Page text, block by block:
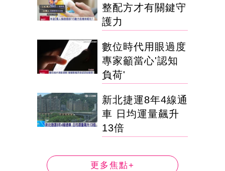
整配方才有關鍵守
護力
數位時代用眼過度
專家籲當心'認知
負荷'
新北捷運8年4線通
車 日均運量飆升
13倍
更多焦點+